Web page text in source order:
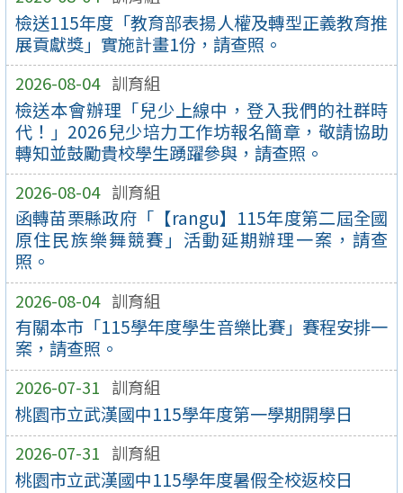
檢送115年度「教育部表揚人權及轉型正義教育推
展貢獻獎」實施計畫1份，請查照。
2026-08-04 訓育組
檢送本會辦理「兒少上線中，登入我們的社群時
代！」2026兒少培力工作坊報名簡章，敬請協助
轉知並鼓勵貴校學生踴躍參與，請查照。
2026-08-04 訓育組
函轉苗栗縣政府「【rangu】115年度第二屆全國
原住民族樂舞競賽」活動延期辦理一案，請查
照。
2026-08-04 訓育組
有關本市「115學年度學生音樂比賽」賽程安排一
案，請查照。
2026-07-31 訓育組
桃園市立武漢國中115學年度第一學期開學日
2026-07-31 訓育組
桃園市立武漢國中115學年度暑假全校返校日